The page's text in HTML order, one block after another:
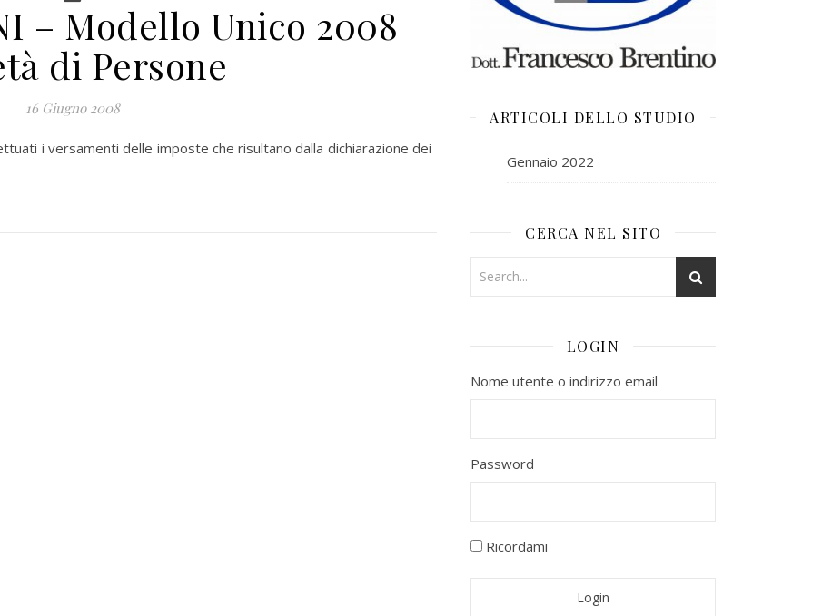
– Modello Unico 2008
di Persone
16 Giugno 2008
i versamenti delle imposte che risultano dalla dichiarazione dei
ARTICOLI DELLO STUDIO
Gennaio 2022
CERCA NEL SITO
LOGIN
Nome utente o indirizzo email
Password
Ricordami